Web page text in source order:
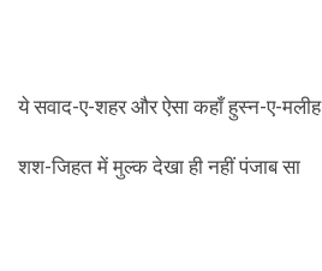
ये सवाद-ए-शहर और ऐसा कहाँ हुस्न-ए-मलीह
शश-जिहत में मुल्क देखा ही नहीं पंजाब सा